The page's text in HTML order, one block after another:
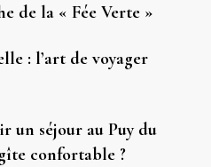
de la « Fée Verte »
: l’art de voyager
un séjour au Puy du
confortable ?